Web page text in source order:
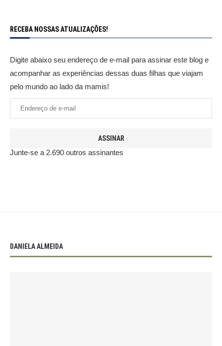
RECEBA NOSSAS ATUALIZAÇÕES!
Digite abaixo seu endereço de e-mail para assinar este blog e
acompanhar as experiências dessas duas filhas que viajam
pelo mundo ao lado da mamis!
ASSINAR
Junte-se a 2.690 outros assinantes
DANIELA ALMEIDA